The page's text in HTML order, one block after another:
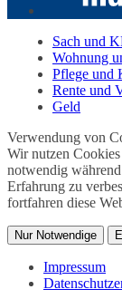
Sach und
Wohnung
Pflege und
Rente und
Geld
Verwendung von
Wir nutzen
notwendig
Erfahrung zu
fortfahren diese
Nur Notwendige
Impressum